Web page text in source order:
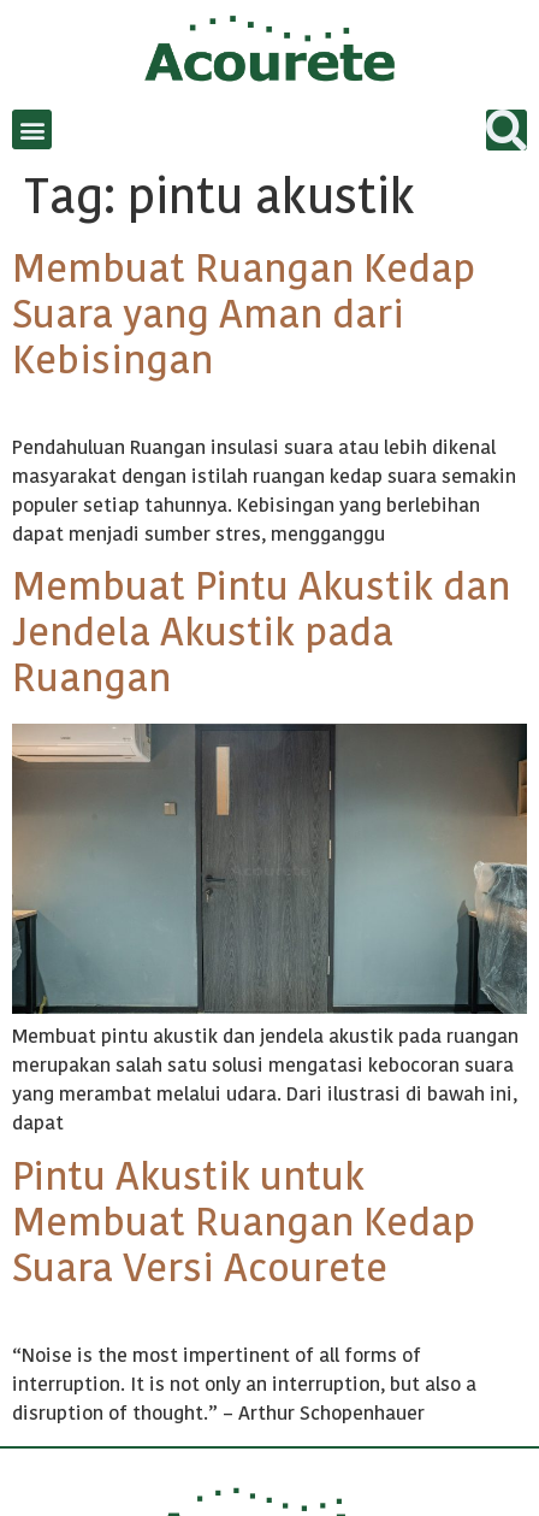
Tag: pintu akustik
Membuat Ruangan Kedap
Suara yang Aman dari
Kebisingan
Pendahuluan Ruangan insulasi suara atau lebih dikenal
masyarakat dengan istilah ruangan kedap suara semakin
populer setiap tahunnya. Kebisingan yang berlebihan
dapat menjadi sumber stres, mengganggu
Membuat Pintu Akustik dan
Jendela Akustik pada
Ruangan
Membuat pintu akustik dan jendela akustik pada ruangan
merupakan salah satu solusi mengatasi kebocoran suara
yang merambat melalui udara. Dari ilustrasi di bawah ini,
dapat
Pintu Akustik untuk
Membuat Ruangan Kedap
Suara Versi Acourete
“Noise is the most impertinent of all forms of
interruption. It is not only an interruption, but also a
disruption of thought.” – Arthur Schopenhauer